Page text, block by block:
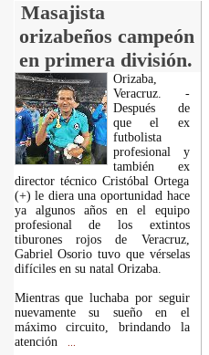
Masajista
orizabeños campeón
en primera división.
Orizaba,
Veracruz. -
Después de
que el ex
futbolista
profesional y
también ex
director técnico Cristóbal Ortega
(+) le diera una oportunidad hace
ya algunos años en el equipo
profesional de los extintos
tiburones rojos de Veracruz,
Gabriel Osorio tuvo que vérselas
difíciles en su natal Orizaba.
Mientras que luchaba por seguir
nuevamente su sueño en el
máximo circuito, brindando la
atención